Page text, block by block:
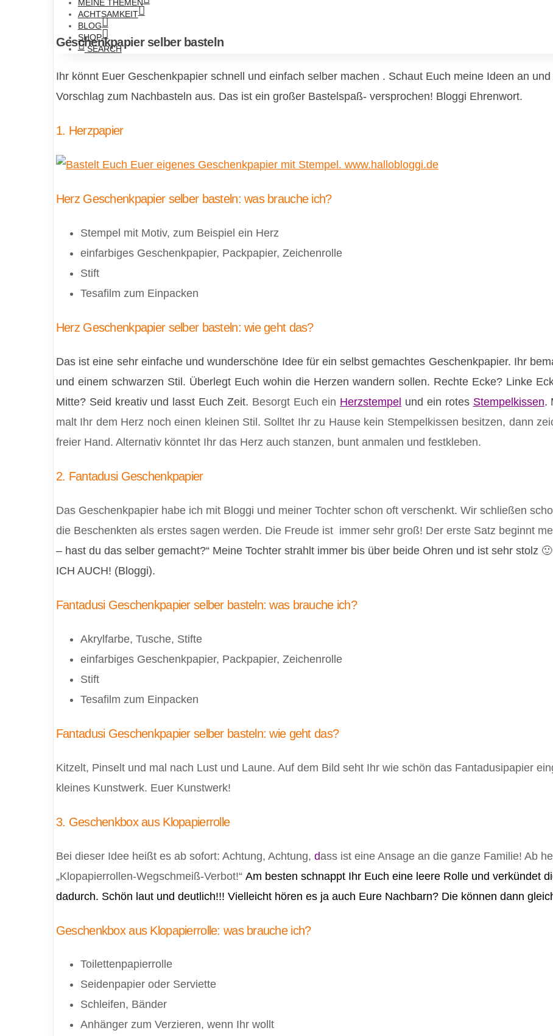
MEINE THEMEN
ACHTSAMKEIT
BLOG
SHOP
SEARCH
Geschenkpapier selber basteln
Ihr könnt Euer Geschenkpapier schnell und einfach selber machen . Schaut Euch meine Ideen an
Vorschlag zum Nachbasteln aus. Das ist ein großer Bastelspaß- versprochen! Bloggi Ehrenwort.
1. Herzpapier
Herz Geschenkpapier selber basteln: was brauche ich?
Stempel mit Motiv, zum Beispiel ein Herz
einfarbiges Geschenkpapier, Packpapier, Zeichenrolle
Stift
Tesafilm zum Einpacken
Herz Geschenkpapier selber basteln: wie geht das?
Das ist eine sehr einfache und wunderschöne Idee für ein selbst gemachtes Geschenkpapier. Ihr
und einem schwarzen Stil. Überlegt Euch wohin die Herzen wandern sollen. Rechte Ecke? Linke
Mitte? Seid kreativ und lasst Euch Zeit. Besorgt Euch ein Herzstempel und ein rotes Stempelkissen.
malt Ihr dem Herz noch einen kleinen Stil. Solltet Ihr zu Hause kein Stempelkissen besitzen, dann
freier Hand. Alternativ könntet Ihr das Herz auch stanzen, bunt anmalen und festkleben.
2. Fantadusi Geschenkpapier
Das Geschenkpapier habe ich mit Bloggi und meiner Tochter schon oft verschenkt. Wir schließen
die Beschenkten als erstes sagen werden. Die Freude ist immer sehr groß! Der erste Satz beginnt
– hast du das selber gemacht?“ Meine Tochter strahlt immer bis über beide Ohren und ist sehr stolz
ICH AUCH! (Bloggi).
Fantadusi Geschenkpapier selber basteln: was brauche ich?
Akrylfarbe, Tusche, Stifte
einfarbiges Geschenkpapier, Packpapier, Zeichenrolle
Stift
Tesafilm zum Einpacken
Fantadusi Geschenkpapier selber basteln: wie geht das?
Kitzelt, Pinselt und mal nach Lust und Laune. Auf dem Bild seht Ihr wie schön das Fantadusipapier
kleines Kunstwerk. Euer Kunstwerk!
3. Geschenkbox aus Klopapierrolle
Bei dieser Idee heißt es ab sofort: Achtung, Achtung, dass ist eine Ansage an die ganze Familie! Ab
„Klopapierrollen-Wegschmeiß-Verbot!“ Am besten schnappt Ihr Euch eine leere Rolle und verkündet
dadurch. Schön laut und deutlich!!! Vielleicht hören es ja auch Eure Nachbarn? Die können dann
Geschenkbox aus Klopapierrolle: was brauche ich?
Toilettenpapierrolle
Seidenpapier oder Serviette
Schleifen, Bänder
Anhänger zum Verzieren, wenn Ihr wollt